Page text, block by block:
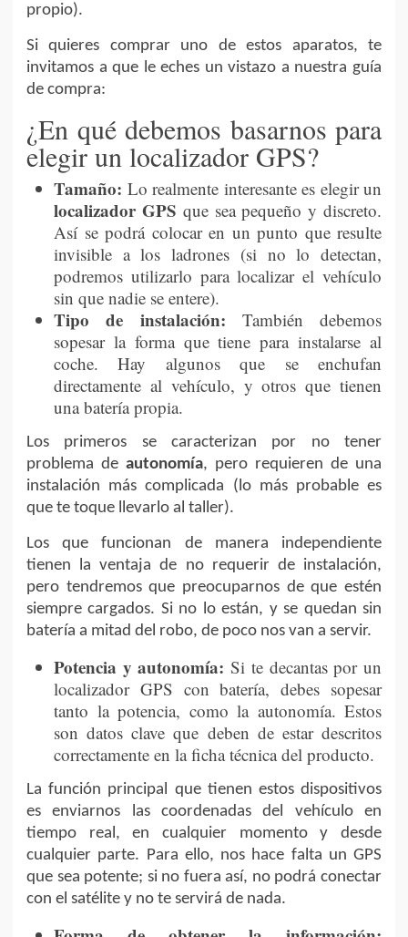
propio).
Si quieres comprar uno de estos aparatos, te
invitamos a que le eches un vistazo a nuestra guía
de compra:
¿En qué debemos basarnos para
elegir un localizador GPS?
Tamaño: Lo realmente interesante es elegir un
localizador GPS que sea pequeño y discreto.
Así se podrá colocar en un punto que resulte
invisible a los ladrones (si no lo detectan,
podremos utilizarlo para localizar el vehículo
sin que nadie se entere).
Tipo de instalación: También debemos
sopesar la forma que tiene para instalarse al
coche. Hay algunos que se enchufan
directamente al vehículo, y otros que tienen
una batería propia.
Los primeros se caracterizan por no tener
problema de autonomía, pero requieren de una
instalación más complicada (lo más probable es
que te toque llevarlo al taller).
Los que funcionan de manera independiente
tienen la ventaja de no requerir de instalación,
pero tendremos que preocuparnos de que estén
siempre cargados. Si no lo están, y se quedan sin
batería a mitad del robo, de poco nos van a servir.
Potencia y autonomía:Si te decantas por un
localizador GPS con batería, debes sopesar
tanto la potencia, como la autonomía. Estos
son datos clave que deben de estar descritos
correctamente en la ficha técnica del producto.
La función principal que tienen estos dispositivos
es enviarnos las coordenadas del vehículo en
tiempo real, en cualquier momento y desde
cualquier parte. Para ello, nos hace falta un GPS
que sea potente; si no fuera así, no podrá conectar
con el satélite y no te servirá de nada.